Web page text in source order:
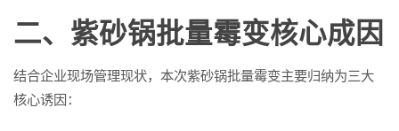
二、紫砂锅批量霉变核心成因
结合企业现场管理现状，本次紫砂锅批量霉变主要归纳为三大
核心诱因：